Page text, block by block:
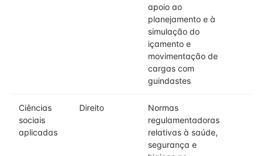
apoio ao
planejamento e à
simulação do
içamento e
movimentação de
cargas com
guindastes
Ciências
sociais
aplicadas
Direito
Normas
regulamentadoras
relativas à saúde,
segurança e